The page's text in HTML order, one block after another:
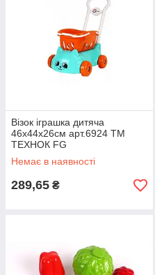
Візок іграшка дитяча
46х44х26см арт.6924 ТМ
ТЕХНОК FG
Немає в наявності
289,65 ₴